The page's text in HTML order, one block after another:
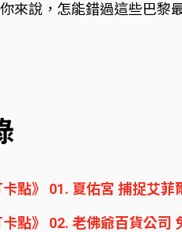
來說，怎能錯過這些巴黎
點》 01. 夏佑宮 捕捉艾菲
點》 02. 老佛爺百貨公司